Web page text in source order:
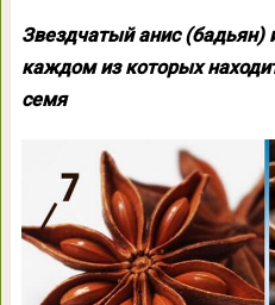
Звездчатый анис (бадьян)
каждом из которых
семя